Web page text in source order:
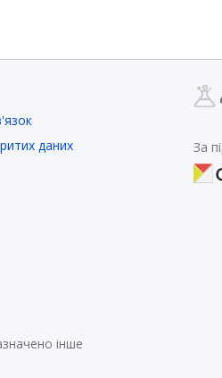
даних
За
інше